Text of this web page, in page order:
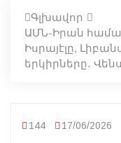
Գլխավոր
ԱՄՆ-Իրան
Իսրայէլը,
երկիրները․ Վենս
144 17/06/2026